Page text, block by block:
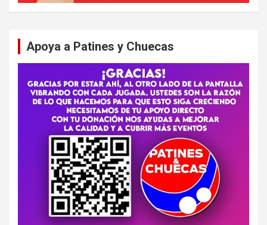
Apoya a Patines y Chuecas